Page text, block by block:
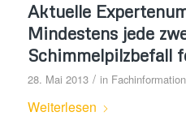
Aktuelle
Mindestens jede
Schimmelpilzbefall
28. Mai 2013 / in
Weiterlesen